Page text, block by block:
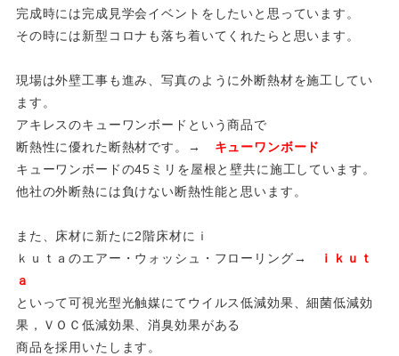
完成時には完成見学会イベントをしたいと思っています。
その時には新型コロナも落ち着いてくれたらと思います。
現場は外壁工事も進み、写真のように外断熱材を施工してい
ます。
アキレスのキューワンボードという商品で
断熱性に優れた断熱材です。
→ キューワンボード
キューワンボードの45ミリを屋根と壁共に施工しています。
他社の外断熱には負けない断熱性能と思います。
また、床材に新たに2階床材にｉ
ｋｕｔａのエアー・ウォッシュ・フローリング→
ｉｋｕｔ
ａ
といって可視光型光触媒にてウイルス低減効果、細菌低減効
果，ＶＯＣ低減効果、消臭効果がある
商品を採用いたします。